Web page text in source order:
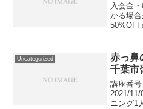
入会金
かる場
50%OFF
01-01事
円利...
Uncategorized
赤っ鼻
千葉市
講座番
2021/11/
ニング1